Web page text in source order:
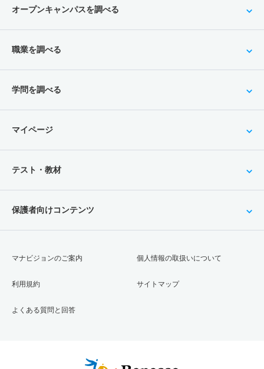
オープンキャンパスを調べる
職業を調べる
学問を調べる
マイページ
テスト・教材
保護者向けコンテンツ
マナビジョンのご案内
利用規約
よくある質問と回答
個人情報の取扱いについて
サイトマップ